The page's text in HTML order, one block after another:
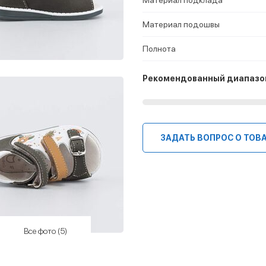
Все фото (5)
Материал подошвы
Полнота
Рекомендованный
ЗАДАТЬ ВОПРОС О